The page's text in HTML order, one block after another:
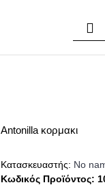
Antonilla κορμακι
Κατασκευαστής: No
Κωδικός Προϊόντος: